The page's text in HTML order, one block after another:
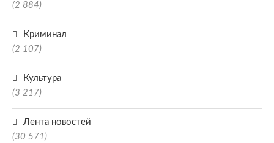
(2 884)
Криминал
(2 107)
Культура
(3 217)
Лента новостей
(30 571)